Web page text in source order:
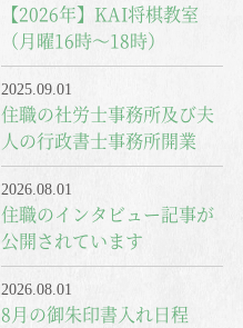
【2026年】KAI将棋教室
（月曜16時～18時）
2025.09.01
住職の社労士事務所及び夫
人の行政書士事務所開業
2026.08.01
住職のインタビュー記事が
公開されています
2026.08.01
8月の御朱印書入れ日程